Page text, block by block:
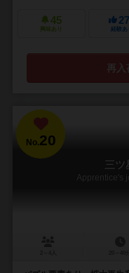
45
興味あり 経験あ
再入
No.20
三ツ
Apprentice's